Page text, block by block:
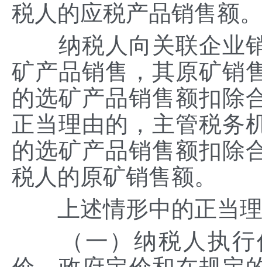
税人的应税产品销售额。
纳税人向关联企业销
矿产品销售，其原矿销
的选矿产品销售额扣除
正当理由的，主管税务
的选矿产品销售额扣除
税人的原矿销售额。
上述情形中的正当理
（一）纳税人执行